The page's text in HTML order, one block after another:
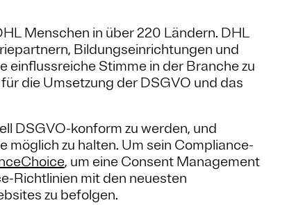
Menschen in über 220 Ländern. DHL
Bildungseinrichtungen und
einflussreiche Stimme in der Branche zu
die Umsetzung der DSGVO und das
DSGVO-konform zu werden, und
möglich zu halten. Um sein Compliance-
, um eine Consent Management
Richtlinien mit den neuesten
zu befolgen.